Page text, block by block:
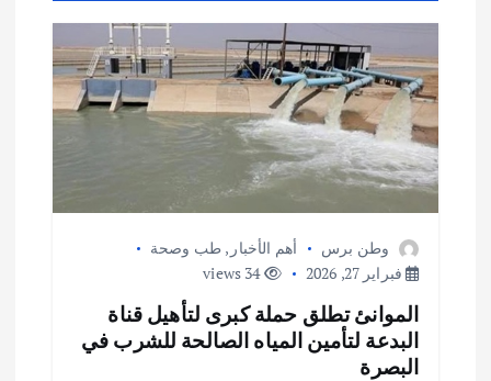
م
ق
ت
وطن برس أهم الأخبار , طب وصحة
فبراير 27, 2026
34 views
الموانئ تطلق حملة كبرى لتأهيل قناة
البدعة لتأمين المياه الصالحة للشرب في
البصرة